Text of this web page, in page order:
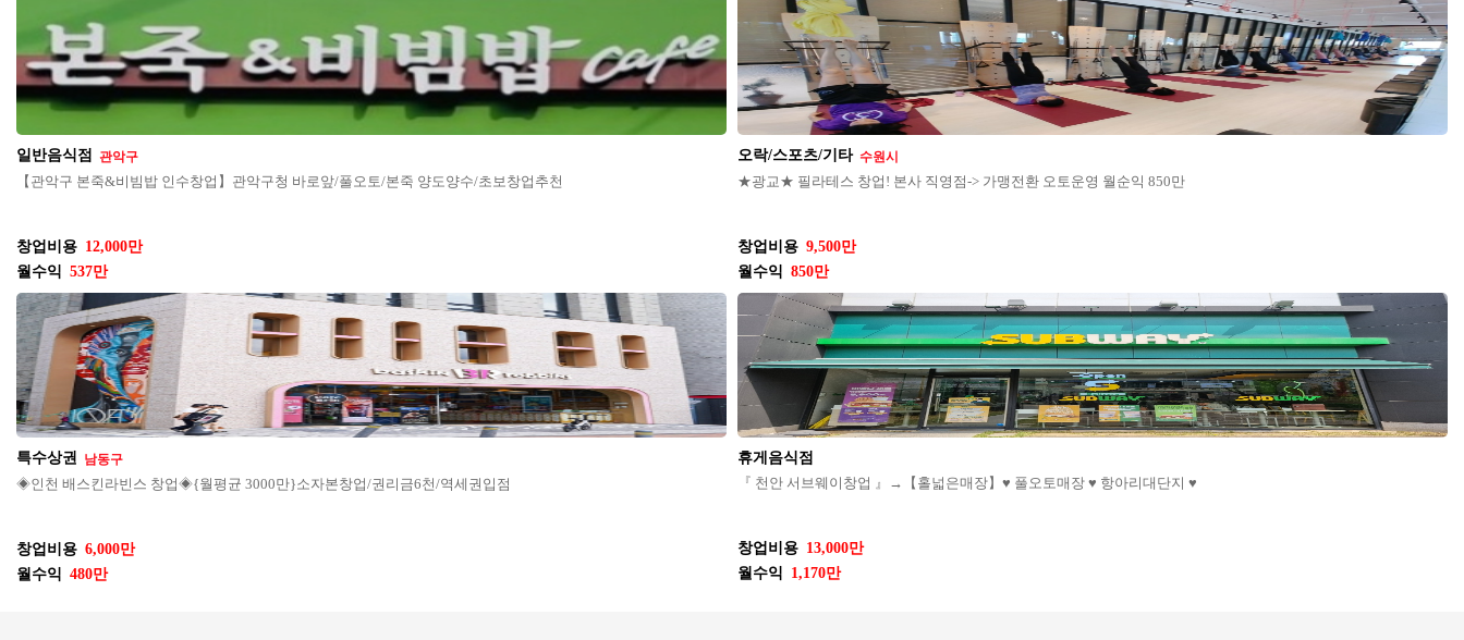
일반음식점 관악구
【관악구 본죽&비빔밥 인수창업】관악구청 바로앞/풀오토/본죽 양도양수/초보창업추천
창업비용 12,000만
월수익 537만
오락/스포츠/기타 수원시
★광교★ 필라테스 창업! 본사 직영점-> 가맹전환 오토운영 월순익 850만
창업비용 9,500만
월수익 850만
특수상권 남동구
◈인천 배스킨라빈스 창업◈{월평균 3000만}소자본창업/권리금6천/역세권입점
창업비용 6,000만
월수익 480만
휴게음식점
『 천안 서브웨이창업 』→【홀넓은매장】♥ 풀오토매장 ♥ 항아리대단지 ♥
창업비용 13,000만
월수익
1,170만